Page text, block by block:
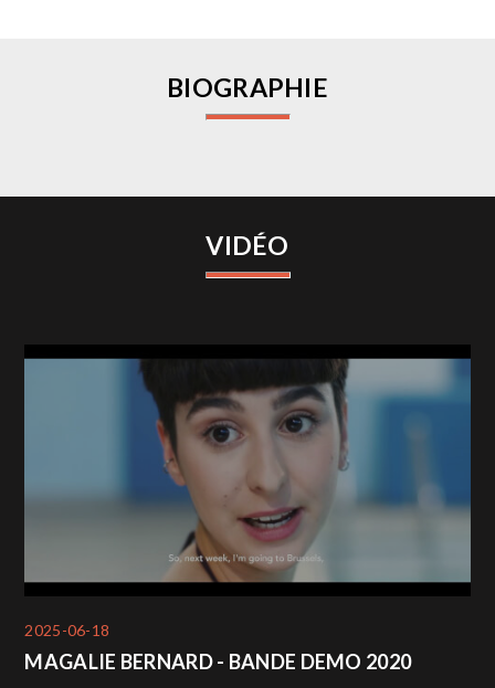
BIOGRAPHIE
VIDÉO
2025-06-18
MAGALIE BERNARD - BANDE DEMO 2020